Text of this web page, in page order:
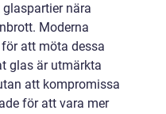
nära
Moderna
att möta dessa
glas är utmärkta
att kompromissa
för att vara mer